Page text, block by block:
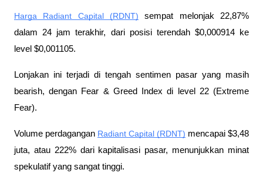
Harga Radiant Capital (RDNT) sempat melonjak 22,87%
dalam 24 jam terakhir, dari posisi terendah $0,000914 ke
level $0,001105.
Lonjakan ini terjadi di tengah sentimen pasar yang masih
bearish, dengan Fear & Greed Index di level 22 (Extreme
Fear).
Volume perdagangan Radiant Capital (RDNT) mencapai $3,48
juta, atau 222% dari kapitalisasi pasar, menunjukkan minat
spekulatif yang sangat tinggi.